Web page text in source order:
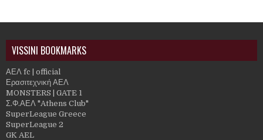
VISSINI BOOKMARKS
ΑΕΛ fc | official
Ερασιτεχνική ΑΕΛ
MONSTERS | GATE 1
Σ.Φ.ΑΕΛ "Athens Club"
SuperLeague Greece
SuperLeague 2
GK AEL